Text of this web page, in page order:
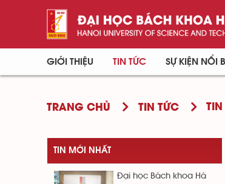
GIỚI THIỆU TIN TỨC SỰ KIỆN NỔI
TRANG CHỦ TIN TỨC TIN
TIN MỚI NHẤT
Đại học Bách khoa Hà